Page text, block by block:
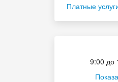
Платные
9:00 до